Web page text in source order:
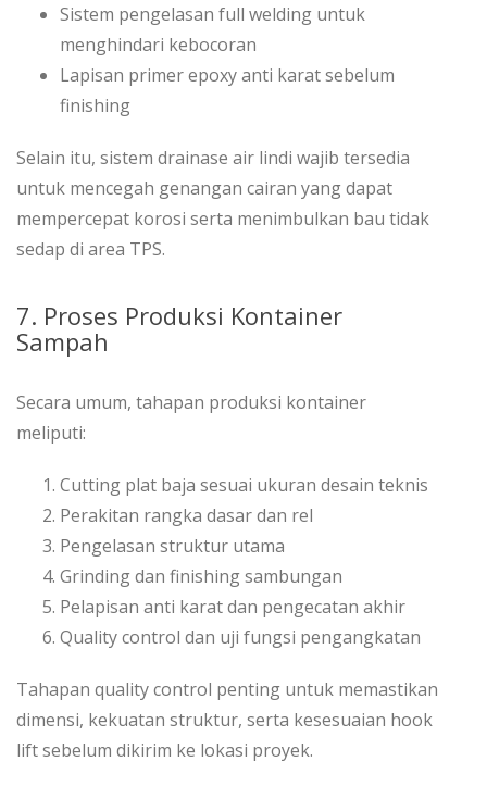
Sistem pengelasan full welding untuk
menghindari kebocoran
Lapisan primer epoxy anti karat sebelum
finishing
Selain itu, sistem drainase air lindi wajib tersedia
untuk mencegah genangan cairan yang dapat
mempercepat korosi serta menimbulkan bau tidak
sedap di area TPS.
7. Proses Produksi Kontainer
Sampah
Secara umum, tahapan produksi kontainer
meliputi:
Cutting plat baja sesuai ukuran desain teknis
Perakitan rangka dasar dan rel
Pengelasan struktur utama
Grinding dan finishing sambungan
Pelapisan anti karat dan pengecatan akhir
Quality control dan uji fungsi pengangkatan
Tahapan quality control penting untuk memastikan
dimensi, kekuatan struktur, serta kesesuaian hook
lift sebelum dikirim ke lokasi proyek.